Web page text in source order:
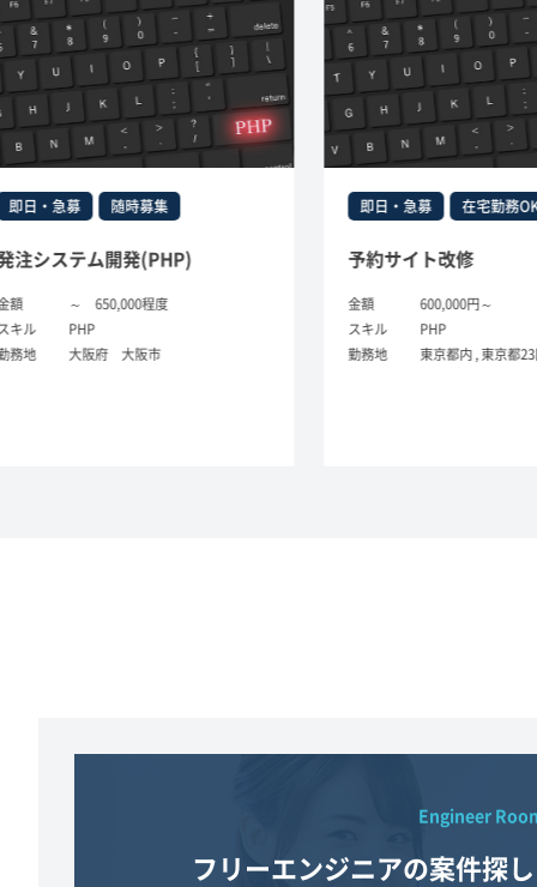
・急募 随時募集
ステム開発(PHP)
～ 650,000程度
大阪府 大阪市
即日・急募 在宅勤務OK
予約サイト改修
600,000円～
スキル
勤務地
東京都内 , 東京都23区 ,
Engineer
フリーエンジニアの案件探